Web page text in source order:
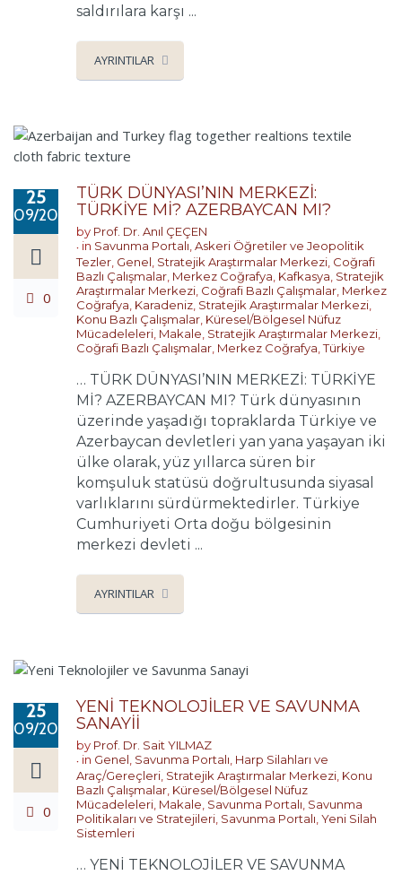
saldırılara karşı ...
AYRINTILAR
25
09/2024
0
TÜRK DÜNYASI’NIN MERKEZİ:
TÜRKİYE Mİ? AZERBAYCAN MI?
by Prof. Dr. Anıl ÇEÇEN
in Savunma Portalı Askeri Öğretiler ve Jeopolitik
Tezler Genel Stratejik Araştırmalar Merkezi Coğrafi
Bazlı Çalışmalar Merkez Coğrafya Kafkasya Stratejik
Araştırmalar Merkezi Coğrafi Bazlı Çalışmalar Merkez
Coğrafya Karadeniz Stratejik Araştırmalar Merkezi
Konu Bazlı Çalışmalar Küresel/Bölgesel Nüfuz
Mücadeleleri Makale Stratejik Araştırmalar Merkezi
Coğrafi Bazlı Çalışmalar Merkez Coğrafya ,Türkiye
… TÜRK DÜNYASI’NIN MERKEZİ: TÜRKİYE
Mİ? AZERBAYCAN MI? Türk dünyasının
üzerinde yaşadığı topraklarda Türkiye ve
Azerbaycan devletleri yan yana yaşayan iki
ülke olarak, yüz yıllarca süren bir
komşuluk statüsü doğrultusunda siyasal
varlıklarını sürdürmektedirler. Türkiye
Cumhuriyeti Orta doğu bölgesinin
merkezi devleti ...
AYRINTILAR
25
09/2024
0
YENİ TEKNOLOJİLER VE SAVUNMA
SANAYİİ
by Prof. Dr. Sait YILMAZ
in Genel, Savunma Portalı, Harp Silahları ve
Araç/Gereçleri, Stratejik Araştırmalar Merkezi, Konu
Bazlı Çalışmalar, Küresel/Bölgesel Nüfuz
Mücadeleleri, Makale, Savunma Portalı, Savunma
Politikaları ve Stratejileri, Savunma Portalı,Yeni Silah
Sistemleri
… YENİ TEKNOLOJİLER VE SAVUNMA